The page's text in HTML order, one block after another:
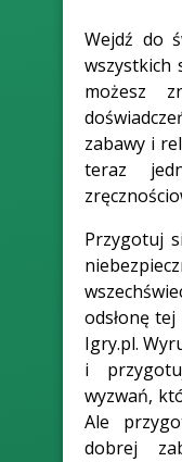
Wejdź do
wszystkich
możesz
zabawy i
teraz
Przygotuj
odsłonę
Igry.pl.
i
wyzwań,
Ale
dobrej